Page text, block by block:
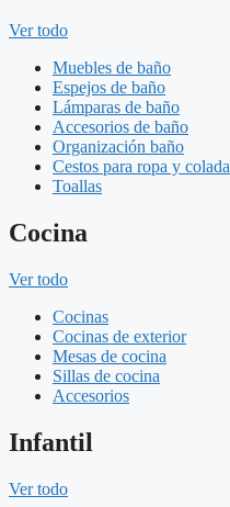
Ver todo
Muebles de baño
Espejos de baño
Lámparas de baño
Accesorios de baño
Organización baño
Cestos para ropa y colada
Toallas
Cocina
Ver todo
Cocinas
Cocinas de exterior
Mesas de cocina
Sillas de cocina
Accesorios
Infantil
Ver todo